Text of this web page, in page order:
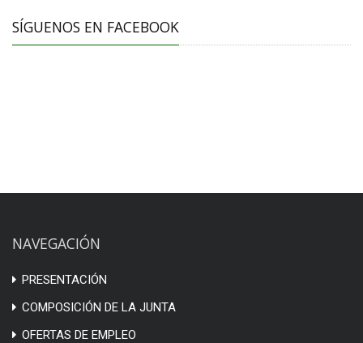
SÍGUENOS EN FACEBOOK
NAVEGACIÓN
PRESENTACIÓN
COMPOSICIÓN DE LA JUNTA
OFERTAS DE EMPLEO